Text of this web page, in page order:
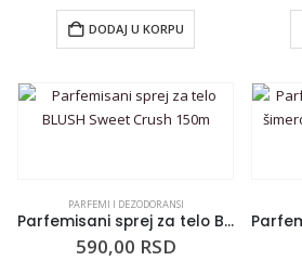
DODAJ U KORPU
PARFEMI I DEZODORANSI
Parfemisani sprej za telo BLUSH Sweet Crush 150m
590,00 RSD